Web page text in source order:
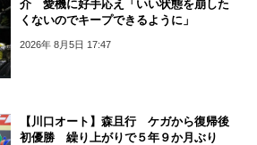
介 愛機に好手応え「いい状態を崩した
くないのでキープできるように」
2026年 8月5日 17:47
【川口オート】森且行 ケガから復帰後
初優勝 繰り上がりで５年９か月ぶり